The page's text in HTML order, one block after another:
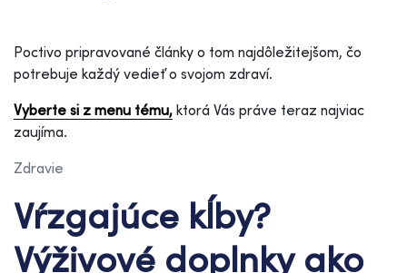
Poctivo pripravované články o tom najdôležitejšom, čo
potrebuje každý vedieť o svojom zdraví.
Vyberte si z menu tému, ktorá Vás práve teraz najviac
zaujíma.
Zdravie
Vŕzgajúce kĺby?
Výživové doplnky ako